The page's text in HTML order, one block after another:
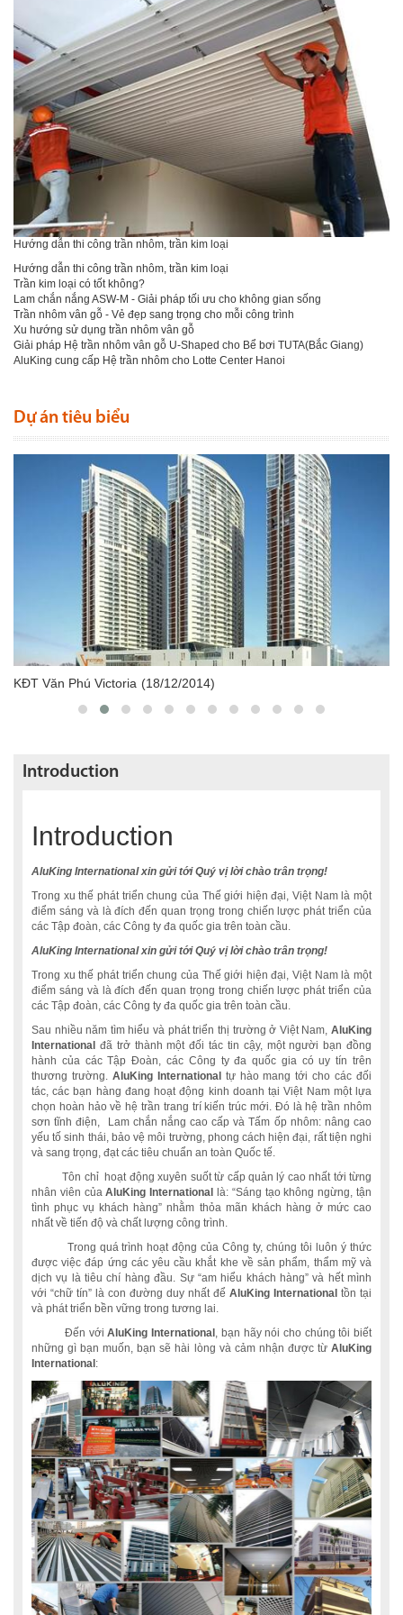
Hướng dẫn thi công trần nhôm, trần kim loại
Hướng dẫn thi công trần nhôm, trần kim loại
Trần kim loại có tốt không?
Lam chắn nắng ASW-M - Giải pháp tối ưu cho không gian sống
Trần nhôm vân gỗ - Vẻ đẹp sang trọng cho mỗi công trình
Xu hướng sử dụng trần nhôm vân gỗ
Giải pháp Hệ trần nhôm vân gỗ U-Shaped cho Bể bơi TUTA(Bắc Giang)
AluKing cung cấp Hệ trần nhôm cho Lotte Center Hanoi
Dự án tiêu biểu
KĐT Văn Phú Victoria (18/12/2014)
Introduction
Introduction
AluKing International xin gửi tới Quý vị lời chào trân trọng!
Trong xu thế phát triển chung của Thế giới hiện đại, Việt Nam là một
điểm sáng và là đích đến quan trọng trong chiến lược phát triển của
các Tập đoàn, các Công ty đa quốc gia trên toàn cầu.
AluKing International xin gửi tới Quý vị lời chào trân trọng!
Trong xu thế phát triển chung của Thế giới hiện đại, Việt Nam là một
điểm sáng và là đích đến quan trọng trong chiến lược phát triển của
các Tập đoàn, các Công ty đa quốc gia trên toàn cầu.
Sau nhiều năm tìm hiểu và phát triển thị trường ở Việt Nam, AluKing
International đã trở thành một đối tác tin cậy, một người bạn đồng
hành của các Tập Đoàn, các Công ty đa quốc gia có uy tín trên
thương trường. AluKing International tự hào mang tới cho các đối
tác, các bạn hàng đang hoạt động kinh doanh tại Việt Nam một lựa
chọn hoàn hảo về hệ trần trang trí kiến trúc mới. Đó là hệ trần nhôm
sơn tĩnh điện, Lam chắn nắng cao cấp và Tấm ốp nhôm: nâng cao
yếu tố sinh thái, bảo vệ môi trường, phong cách hiện đại, rất tiện nghi
và sang trọng, đạt các tiêu chuẩn an toàn Quốc tế.
Tôn chỉ hoạt động xuyên suốt từ cấp quản lý cao nhất tới từng
nhân viên củaAluKing International
là: “Sáng tạo không ngừng, tận
tình phục vụ khách hàng” nhằm thỏa mãn khách hàng ở mức cao
nhất về tiến độ và chất lượng công trình.
Trong quá trình hoạt động của Công ty, chúng tôi luôn ý thức
được việc đáp ứng các yêu cầu khắt khe về sản phẩm, thẩm mỹ và
dịch vụ là tiêu chí hàng đầu. Sự “am hiểu khách hàng” và hết mình
với “chữ tín” là con đường duy nhất để AluKing International tồn tại
và phát triển bền vững trong tương lai.
Đến vớiAluKing International , bạn hãy nói cho chúng tôi biết
những gì bạn muốn, bạn sẽ hài lòng và cảm nhận được từ AluKing
International :